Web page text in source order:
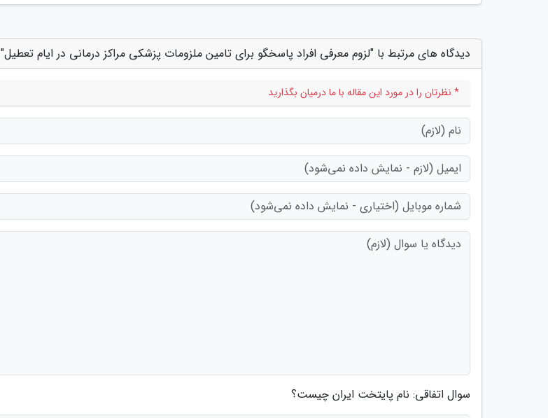
دیدگاه های مرتبط با "لزوم معرفی افراد پاسخگو برای تامین ملزومات پزشکی مراکز درمانی در ایام تعطیل"
* نظرتان را در مورد این مقاله با ما درمیان بگذارید
سوال اتفاقی: نام پایتخت ایران چیست؟